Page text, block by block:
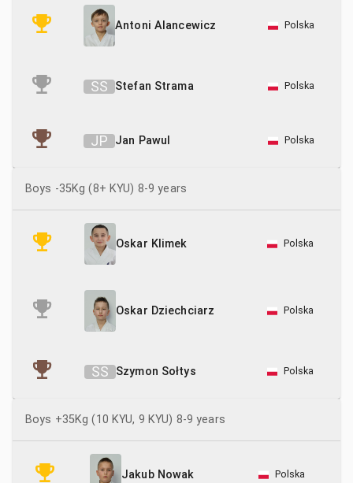
Antoni Alancewicz Polska
SS Stefan Strama Polska
JP Jan Pawul Polska
Boys -35Kg (8+ KYU) 8-9 years
Oskar Klimek Polska
Oskar Dziechciarz Polska
SS Szymon Sołtys Polska
Boys +35Kg (10 KYU, 9 KYU) 8-9 years
Jakub Nowak Polska